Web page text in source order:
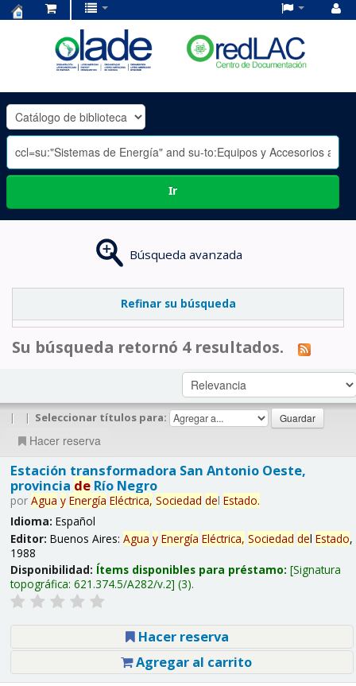
OLADE
-
Ir
Búsqueda avanzada
Refinar su búsqueda
Su búsqueda retornó 4 resultados.
| | Seleccionar títulos para:
Hacer reserva
Estación transformadora San Antonio Oeste,
provincia deRío Negro
por Agua y Energía Eléctrica, Sociedad del Estado.
Idioma: Español
Editor: Buenos Aires: Agua y Energía Eléctrica, Sociedad del Estado,
1988
Disponibilidad: Ítems disponibles para préstamo: Signatura
topográfica: 621.374.5/A282/v.2 (3).
Hacer reserva
Agregar al carrito